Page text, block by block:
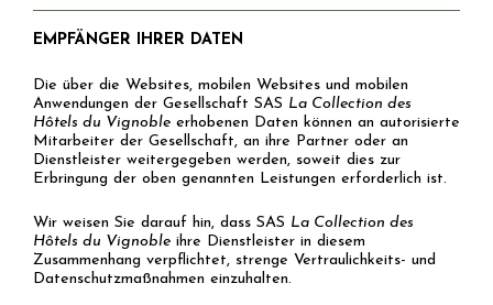
EMPFÄNGER IHRER DATEN
Die über die Websites, mobilen Websites und mobilen
Anwendungen der Gesellschaft SAS La Collection des
Hôtels du Vignobleerhobenen Daten können an autorisierte
Mitarbeiter der Gesellschaft, an ihre Partner oder an
Dienstleister weitergegeben werden, soweit dies zur
Erbringung der oben genannten Leistungen erforderlich ist.
Wir weisen Sie darauf hin, dass SAS La Collection des
Hôtels du Vignobleihre Dienstleister in diesem
Zusammenhang verpflichtet, strenge Vertraulichkeits- und
Datenschutzmaßnahmen einzuhalten.